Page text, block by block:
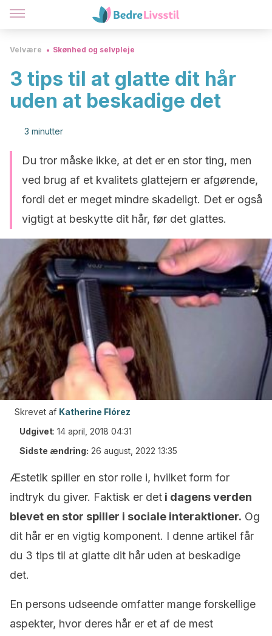
Velvære Skønhed og selvpleje
3 tips til at glatte dit hår
uden at beskadige det
3 minutter
Du tror måske ikke, at det er en stor ting, men
ved brug af et kvalitets glattejern er afgørende,
fordi det er meget mindre skadeligt. Det er også
vigtigt at beskytte dit hår, før det glattes.
Skrevet af Katherine Flórez
Udgivet: 14 april, 2018 04:31
Sidste ændring: 26 august, 2022 13:35
Æstetik spiller en stor rolle i, hvilket form for
indtryk du giver. Faktisk er det i dagens verden
blevet en stor spiller i sociale interaktioner. Og
dit hår er en vigtig komponent. I denne artikel får
du 3 tips til at glatte dit hår uden at beskadige
det.
En persons udseende omfatter mange forskellige
aspekter, hvor deres hår er et af de mest